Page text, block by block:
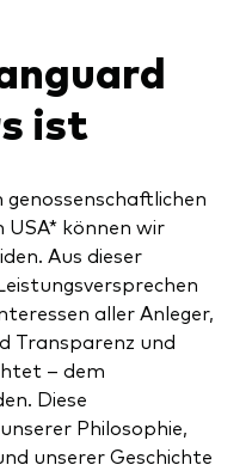
ist
können wir
Aus dieser
aller Anleger,
Transparenz und
– dem
Diese
Philosophie,
unserer Geschichte